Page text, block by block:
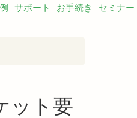
サポート お手続き セミナー
ット要